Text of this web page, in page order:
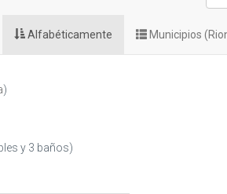
Alfabéticamente Municipios
)
y 3 baños)